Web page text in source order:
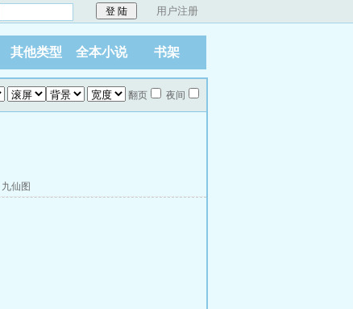
用户注册
其他类型 全本小说 书架
翻页 夜间
九仙图